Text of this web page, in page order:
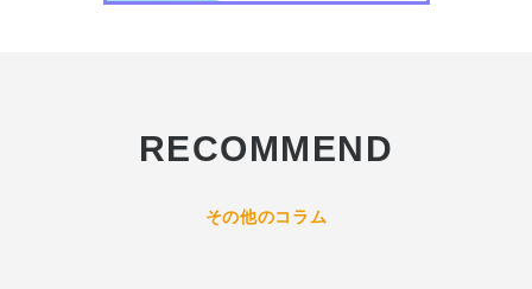
RECOMMEND
その他のコラム